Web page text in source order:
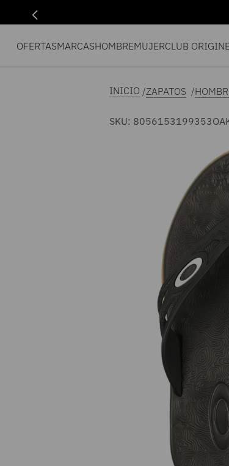
OFERTASMARCASHOMBREMUJERCLUB ORIGIN
ZAPATOS
SKU: 8056153199353